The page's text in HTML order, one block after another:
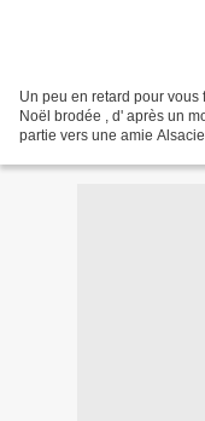
Un peu en retard pour
Noël brodée , d' après un
partie vers une amie